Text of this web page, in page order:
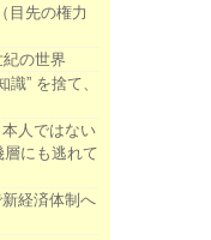
目先の権力
の世界
” を捨て、
人ではない
にも逃れて
経済体制へ